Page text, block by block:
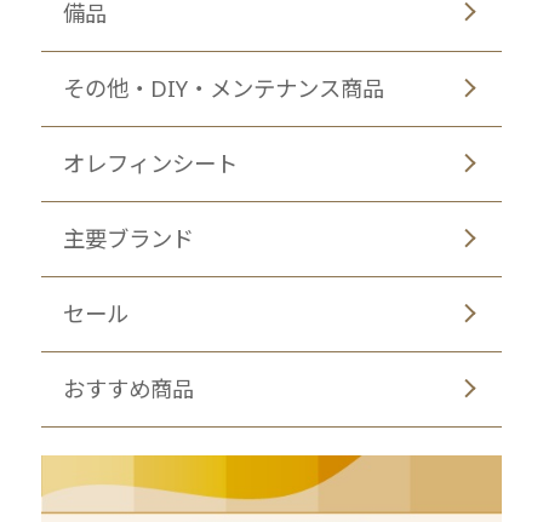
備品
その他・DIY・メンテナンス商品
オレフィンシート
主要ブランド
セール
おすすめ商品